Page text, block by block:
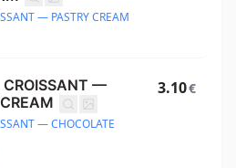
— PASTRY CREAM
CROISSANT —
— CHOCOLATE
3.10€